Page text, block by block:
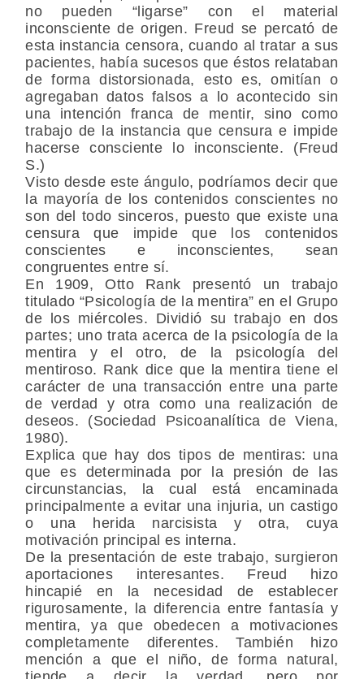
no pueden “ligarse” con el material
inconsciente de origen. Freud se percató de
esta instancia censora, cuando al tratar a sus
pacientes, había sucesos que éstos relataban
de forma distorsionada, esto es, omitían o
agregaban datos falsos a lo acontecido sin
una intención franca de mentir, sino como
trabajo de la instancia que censura e impide
hacerse consciente lo inconsciente. (Freud
S.)
Visto desde este ángulo, podríamos decir que
la mayoría de los contenidos conscientes no
son del todo sinceros, puesto que existe una
censura que impide que los contenidos
conscientes e inconscientes, sean
congruentes entre sí.
En 1909, Otto Rank presentó un trabajo
titulado “Psicología de la mentira” en el Grupo
de los miércoles. Dividió su trabajo en dos
partes; uno trata acerca de la psicología de la
mentira y el otro, de la psicología del
mentiroso. Rank dice que la mentira tiene el
carácter de una transacción entre una parte
de verdad y otra como una realización de
deseos. (Sociedad Psicoanalítica de Viena,
1980).
Explica que hay dos tipos de mentiras: una
que es determinada por la presión de las
circunstancias, la cual está encaminada
principalmente a evitar una injuria, un castigo
o una herida narcisista y otra, cuya
motivación principal es interna.
De la presentación de este trabajo, surgieron
aportaciones interesantes. Freud hizo
hincapié en la necesidad de establecer
rigurosamente, la diferencia entre fantasía y
mentira, ya que obedecen a motivaciones
completamente diferentes. También hizo
mención a que el niño, de forma natural,